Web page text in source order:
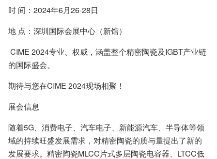
时 间：2024年6月26-28日
地 点：深圳国际会展中心（新馆）
的国际盛会。
期待与您在CIME 2024现场相聚！
展会信息
随着5G、消费电子、汽车电子、新能源汽车、半导体等领
域的持续旺盛发展需求，对精密陶瓷的质与量提出了新的
发展要求。精密陶瓷MLCC片式多层陶瓷电容器、LTCC低